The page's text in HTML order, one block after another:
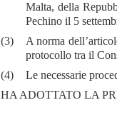
Malta, della
Pechino il 5
(3)
A norma
protocollo tra il
(4)
Le necessarie
HA ADOTTATO LA